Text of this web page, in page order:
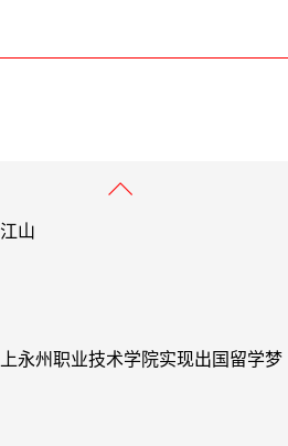
江山
上永州职业技术学院实现出国留学梦